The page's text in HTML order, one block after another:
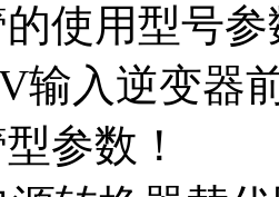
使用型号参
输入逆变器
参数！